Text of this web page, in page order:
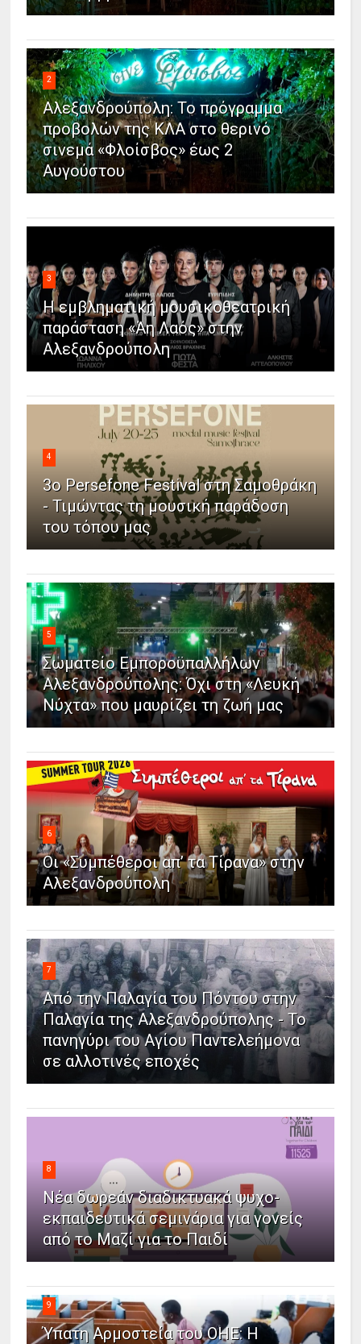
2
Αλεξανδρούπολη: Το πρόγραμμα
προβολών της ΚΛΑ στο θερινό
σινεμά «Φλοίσβος» έως 2
Αυγούστου
3
Η εμβληματική μουσικοθεατρική
παράσταση «Άη Λαός» στην
Αλεξανδρούπολη
4
3ο Persefone Festival στη Σαμοθράκη
- Τιμώντας τη μουσική παράδοση
του τόπου μας
5
Σωματείο Εμποροϋπαλλήλων
Αλεξανδρούπολης: Όχι στη «Λευκή
Νύχτα» που μαυρίζει τη ζωή μας
6
Οι «Συμπέθεροι απ’ τα Τίρανα» στην
Αλεξανδρούπολη
7
Από την Παλαγία του Πόντου στην
Παλαγία της Αλεξανδρούπολης - Το
πανηγύρι του Αγίου Παντελεήμονα
σε αλλοτινές εποχές
8
Νέα δωρεάν διαδικτυακά ψυχο-
εκπαιδευτικά σεμινάρια για γονείς
από το Μαζί για το Παιδί
9
Ύπατη Αρμοστεία του ΟΗΕ: Η